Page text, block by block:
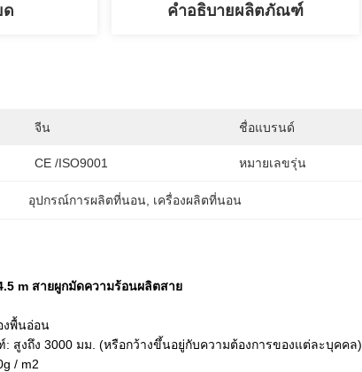
ด คำอธิบายผลิตภัณฑ์
จีน ชื่อแบรนด์
CE /ISO9001 หมายเลขรุ่น
อุปกรณ์การผลิตที่นอน เครื่องผลิตที่นอน
m สายผูกมัดความร้อนผลิตสาย
งพื้นอ่อน
สูงถึง 3000 มม. (หรือกว้างขึ้นอยู่กับความต้องการของแต่ละบุคคล)
/ m2